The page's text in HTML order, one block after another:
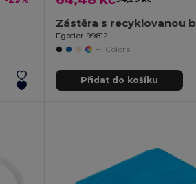
Egotier 99812
+1 Colors
Přidat do košíku